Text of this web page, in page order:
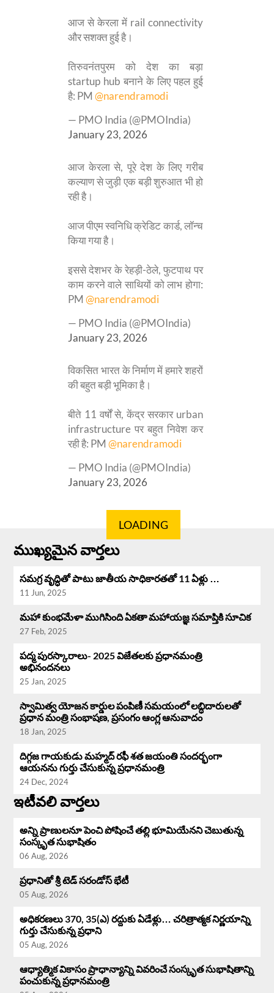
आज से केरला में rail connectivity
और सशक्त हुई है।
तिरुवनंतपुरम को देश का बड़ा
startup hub बनाने के लिए पहल हुई
है: PM@narendramodi
— PMO India (@PMOIndia)
January 23, 2026
आज केरला से, पूरे देश के लिए गरीब
कल्याण से जुड़ी एक बड़ी शुरुआत भी हो
रही है।
आज पीएम स्वनिधि क्रेडिट कार्ड, लॉन्च
किया गया है।
इससे देशभर के रेहड़ी-ठेले, फुटपाथ पर
काम करने वाले साथियों को लाभ होगा:
PM@narendramodi
— PMO India (@PMOIndia)
January 23, 2026
विकसित भारत के निर्माण में हमारे शहरों
की बहुत बड़ी भूमिका है।
बीते 11 वर्षों से, केंद्र सरकार urban
infrastructure पर बहुत निवेश कर
रही है: PM@narendramodi
— PMO India (@PMOIndia)
January 23, 2026
LOADING
ముఖ్యమైన వార్తలు
సమగ్ర వృద్ధి‌తో పాటు జాతీయ సాధికారతతో 11 ఏళ్లు …
11 Jun, 2025
మహా కుంభమేళా ముగిసింది ఏకతా మహాయజ్ఞ సమాప్తికి సూచిక
27 Feb, 2025
పద్మ పురస్కారాలు- 2025 విజేతలకు ప్రధానమంత్రి
అభినందనలు
25 Jan, 2025
స్వామిత్వ యోజన కార్డుల పంపిణీ సమయంలో లబ్ధిదారులతో
ప్రధాన మంత్రి సంభాషణ, ప్రసంగం ఆంగ్ల ఆనువాదం
18 Jan, 2025
దిగ్గజ గాయకుడు మహ్మద్ రఫీ శత జయంతి సందర్భంగా
ఆయనను గుర్తు చేసుకున్న ప్రధానమంత్రి
24 Dec, 2024
ఇటీవలి వార్తలు
అన్ని ప్రాణులనూ పెంచి పోషించే తల్లి భూమియేనని చెబుతున్న
సంస్కృత సుభాషితం
06 Aug, 2026
ప్రధానితో శ్రీ టెడ్ సరండోస్ భేటీ
05 Aug, 2026
అధికరణలు 370, 35(ఎ) రద్దుకు ఏడేళ్లు… చరిత్రాత్మక నిర్ణయాన్ని
గుర్తు చేసుకున్న ప్రధాని
05 Aug, 2026
ఆధ్యాత్మిక వికాసం ప్రాధాన్యాన్ని వివరించే సంస్కృత సుభాషితాన్ని
పంచుకున్న ప్రధానమంత్రి